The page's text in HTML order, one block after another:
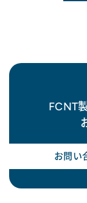
FCNT
お問い